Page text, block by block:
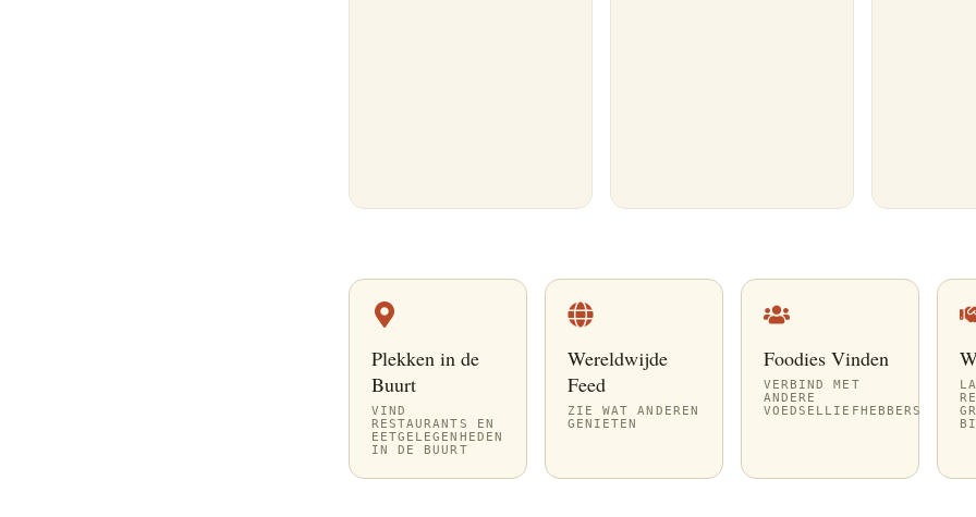
Plekken in de
Buurt
VIND
RESTAURANTS EN
EETGELEGENHEDEN
IN DE BUURT
Wereldwijde
Feed
ZIE WAT ANDEREN
GENIETEN
Foodies Vinden
VERBIND MET
ANDERE
VOEDSELLIEFHEBBERS